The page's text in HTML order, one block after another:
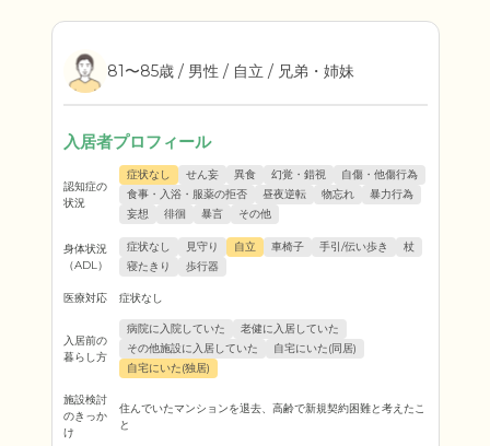
81〜85歳 / 男性 / 自立 / 兄弟・姉妹
入居者プロフィール
認知症の
状況
症状なし せん妄 異食 幻覚・錯視
自傷・他傷行為
食事・入浴・服薬の拒否
昼夜逆転 物忘れ
暴力行為
妄想
徘徊 暴言 その他
身体状況
（ADL）
症状なし 見守り 自立 車椅子 手引/伝い歩き
杖
寝たきり
歩行器
医療対応 症状なし
入居前の
暮らし方
病院に入院していた
老健に入居していた
その他施設に入居していた
自宅にいた(同居)
自宅にいた(独居)
施設検討
のきっか
け
住んでいたマンションを退去、高齢で新規契約困難と考えたこ
と